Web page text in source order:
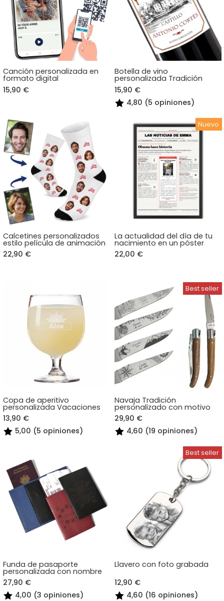
Canción personalizada en
formato digital
15,90 €
Botella de vino
personalizada Tradición
15,90 €
4,80 (5 opiniones)
Calcetines personalizados
estilo película de animación
22,90 €
La actualidad del día de tu
nacimiento en un póster
22,00 €
Copa de aperitivo
personalizada Vacaciones
13,90 €
5,00 (5 opiniones)
Navaja Tradición
personalizado con motivo
29,90 €
4,60 (19 opiniones)
Funda de pasaporte
personalizada con nombre
27,90 €
4,00 (3 opiniones)
Llavero con foto grabada
12,90 €
4,60 (16 opiniones)